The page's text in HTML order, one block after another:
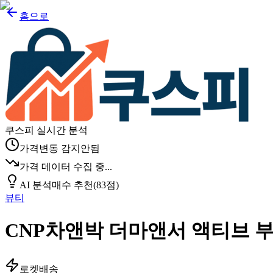
홈으로
쿠스피 실시간 분석
가격변동 감지안됨
가격 데이터 수집 중...
AI 분석매수 추천(83점)
뷰티
CNP차앤박 더마앤서 액티브
로켓배송